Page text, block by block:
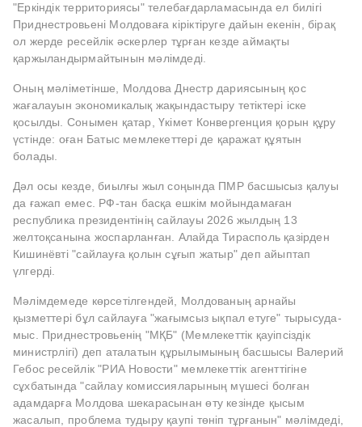
"Еркіндік территориясы" телебағдарламасында ел билігі
Приднестровьені Молдоваға кіріктіруге дайын екенін, бірақ
ол жерде ресейлік әскерлер тұрған кезде аймақты
қаржыландырмайтынын мәлімдеді.
Оның мәліметінше, Молдова Днестр дариясының қос
жағалауын экономикалық жақындастыру тетіктері іске
қосылды. Сонымен қатар, Үкімет Конвергенция қорын құру
үстінде: оған Батыс мемлекеттері де қаражат құятын
болады.
Дәл осы кезде, биылғы жыл соңында ПМР басшысыз қалуы
да ғажап емес. РФ-тан басқа ешкім мойындамаған
республика президентінің сайлауы 2026 жылдың 13
желтоқсанына жоспарланған. Алайда Тирасполь қазірден
Кишинёвті "сайлауға қолын сұғып жатыр" деп айыптап
үлгерді.
Мәлімдемеде көрсетілгендей, Молдованың арнайы
қызметтері бұл сайлауға "жағымсыз ықпал етуге" тырысуда-
мыс. Приднестровьенің "МҚБ" (Мемлекеттік қауіпсіздік
министрлігі) деп аталатын құрылымының басшысы Валерий
Гебос ресейлік "РИА Новости" мемлекеттік агенттігіне
сұхбатында "сайлау комиссияларының мүшесі болған
адамдарға Молдова шекарасынан өту кезінде қысым
жасалып, проблема тудыру қаупі төніп тұрғанын" мәлімдеді,